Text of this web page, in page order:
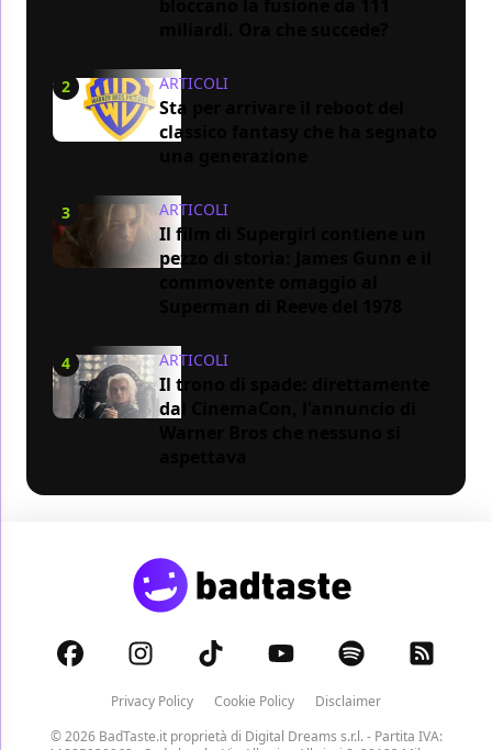
2 ARTICOLI
Sta per arrivare il reboot del
classico fantasy che ha segnato
3 ARTICOLI
Il film di Supergirl contiene un
pezzo di storia: James Gunn e il
4 ARTICOLI
Il trono di spade: direttamente
dal CinemaCon, l'annuncio di
Privacy Policy Cookie Policy
Disclaimer
© 2026 BadTaste.it proprietà di Digital Dreams s.r.l.- Partita IVA: